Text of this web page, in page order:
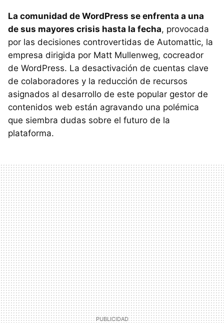
La comunidad de WordPress se enfrenta a una
de sus mayores crisis hasta la fecha, provocada
por las decisiones controvertidas de Automattic, la
empresa dirigida por Matt Mullenweg, cocreador
de WordPress. La desactivación de cuentas clave
de colaboradores y la reducción de recursos
asignados al desarrollo de este popular gestor de
contenidos web están agravando una polémica
que siembra dudas sobre el futuro de la
plataforma.